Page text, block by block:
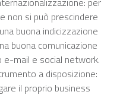
non si può prescindere
buona indicizzazione
buona comunicazione
mail e social network.
a disposizione:
il proprio business